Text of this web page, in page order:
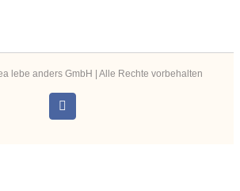
lebe anders GmbH | Alle Rechte vorbehalten
Instagram